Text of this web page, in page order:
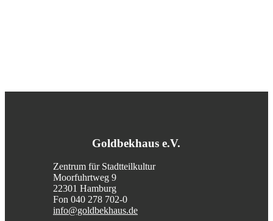
Goldbekhaus e.V.
Zentrum für Stadtteilkultur
Moorfuhrtweg 9
22301 Hamburg
Fon 040 278 702-0
info@goldbekhaus.de